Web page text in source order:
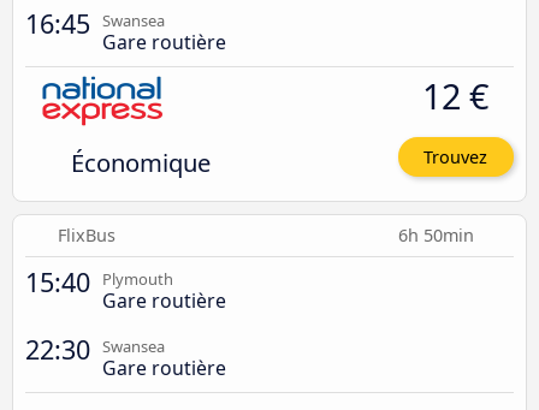
16:45 Swansea
Gare routière
Économique
12 €
Trouvez
FlixBus 6h 50min
15:40 Plymouth
Gare routière
22:30 Swansea
Gare routière